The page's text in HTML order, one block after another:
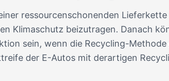
ressourcenschonenden
Klimaschutz beizutragen. Danach
sein, wenn die Recycling-
der E-Autos mit derartigen